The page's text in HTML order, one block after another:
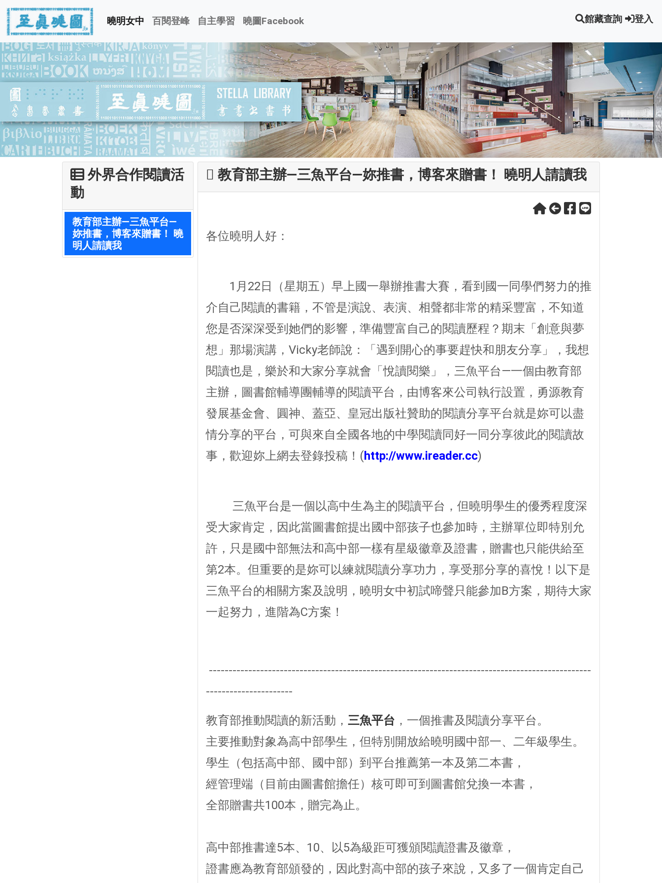
曉明女中 百閱登峰 自主學習 曉圖Facebook 館藏查詢 登入
外界合作閱讀活
動
教育部主辦—三魚平台—
妳推書，博客來贈書！ 曉
明人請讀我
教育部主辦—三魚平台—妳推書，博客來贈書！ 曉明人請讀我
各位曉明人好：
1月22日（星期五）早上國一舉辦推書大賽，看到國一同學們努力的推
介自己閱讀的書籍，不管是演說、表演、相聲都非常的精采豐富，不知道
您是否深深受到她們的影響，準備豐富自己的閱讀歷程？期末「創意與夢
想」那場演講，Vicky老師說：「遇到開心的事要趕快和朋友分享」，我想
閱讀也是，樂於和大家分享就會「悅讀閱樂」，三魚平台—一個由教育部
主辦，圖書館輔導團輔導的閱讀平台，由博客來公司執行設置，勇源教育
發展基金會、圓神、蓋亞、皇冠出版社贊助的閱讀分享平台就是妳可以盡
情分享的平台，可與來自全國各地的中學閱讀同好一同分享彼此的閱讀故
事，歡迎妳上網去登錄投稿！(http://www.ireader.cc)
三魚平台是一個以高中生為主的閱讀平台，但曉明學生的優秀程度深
受大家肯定，因此當圖書館提出國中部孩子也參加時，主辦單位即特別允
許，只是國中部無法和高中部一樣有星級徽章及證書，贈書也只能供給至
第2本。但重要的是妳可以練就閱讀分享功力，享受那分享的喜悅！以下是
三魚平台的相關方案及說明，曉明女中初試啼聲只能參加B方案，期待大家
一起努力，進階為C方案！
-------------------------------------------------------------------------------------------------
----------------------
教育部推動閱讀的新活動， 三魚平台 ，一個推書及閱讀分享平台。
主要推動對象為高中部學生，但特別開放給曉明國中部一、二年級學生。
學生（包括高中部、國中部）到平台推薦第一本及第二本書，
經管理端（目前由圖書館擔任）核可即可到圖書館兌換一本書，
全部贈書共100本，贈完為止。
高中部推書達5本、10、以5為級距可獲頒閱讀證書及徽章，
證書應為教育部頒發的，因此對高中部的孩子來說，又多了一個肯定自己